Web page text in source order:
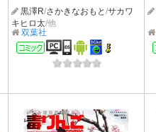
黒澤R/さかきなおもと /サカワ
キヒロ太/他
双葉社
コミック